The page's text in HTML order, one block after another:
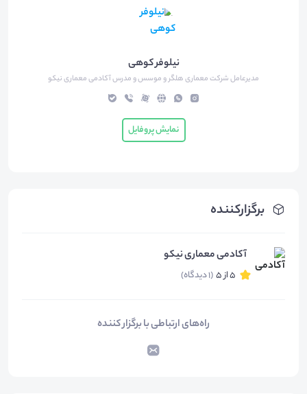
برگزارکننده
آکادمی معماری نیکو
5 از 5 (1 دیدگاه)
راه‌های ارتباطی با برگزار کننده
نیلوفر کوهی
مدیرعامل شرکت معماری هلگر و موسس و مدرس آکادمی معماری نیکو
نمایش پروفایل